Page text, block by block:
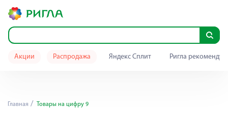
Акции Распродажа Яндекс Сплит Ригла
Главная Товары на цифру 9